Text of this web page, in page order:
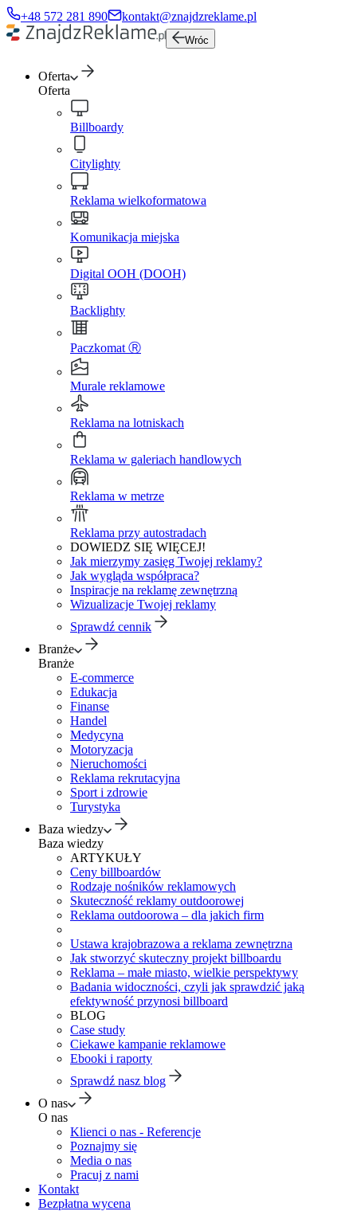
+48 572 281 890 kontakt@znajdzreklame.pl
Wróc
Oferta
Oferta
Billboardy
Citylighty
Reklama wielkoformatowa
Komunikacja miejska
Digital OOH (DOOH)
Backlighty
Paczkomat Ⓡ
Murale reklamowe
Reklama na lotniskach
Reklama w galeriach handlowych
Reklama w metrze
Reklama przy autostradach
DOWIEDZ SIĘ WIĘCEJ!
Jak mierzymy zasięg Twojej reklamy?
Jak wygląda współpraca?
Inspiracje na reklamę zewnętrzną
Wizualizacje Twojej reklamy
Sprawdź cennik
Branże
Branże
E-commerce
Edukacja
Finanse
Handel
Medycyna
Motoryzacja
Nieruchomości
Reklama rekrutacyjna
Sport i zdrowie
Turystyka
Baza wiedzy
Baza wiedzy
ARTYKUŁY
Ceny billboardów
Rodzaje nośników reklamowych
Skuteczność reklamy outdoorowej
Reklama outdoorowa – dla jakich firm
Ustawa krajobrazowa a reklama zewnętrzna
Jak stworzyć skuteczny projekt billboardu
Reklama – małe miasto, wielkie perspektywy
Badania widoczności, czyli jak sprawdzić jaką
efektywność przynosi billboard
BLOG
Case study
Ciekawe kampanie reklamowe
Ebooki i raporty
Sprawdź nasz blog
O nas
O nas
Klienci o nas - Referencje
Poznajmy się
Media o nas
Pracuj z nami
Kontakt
Bezpłatna wycena